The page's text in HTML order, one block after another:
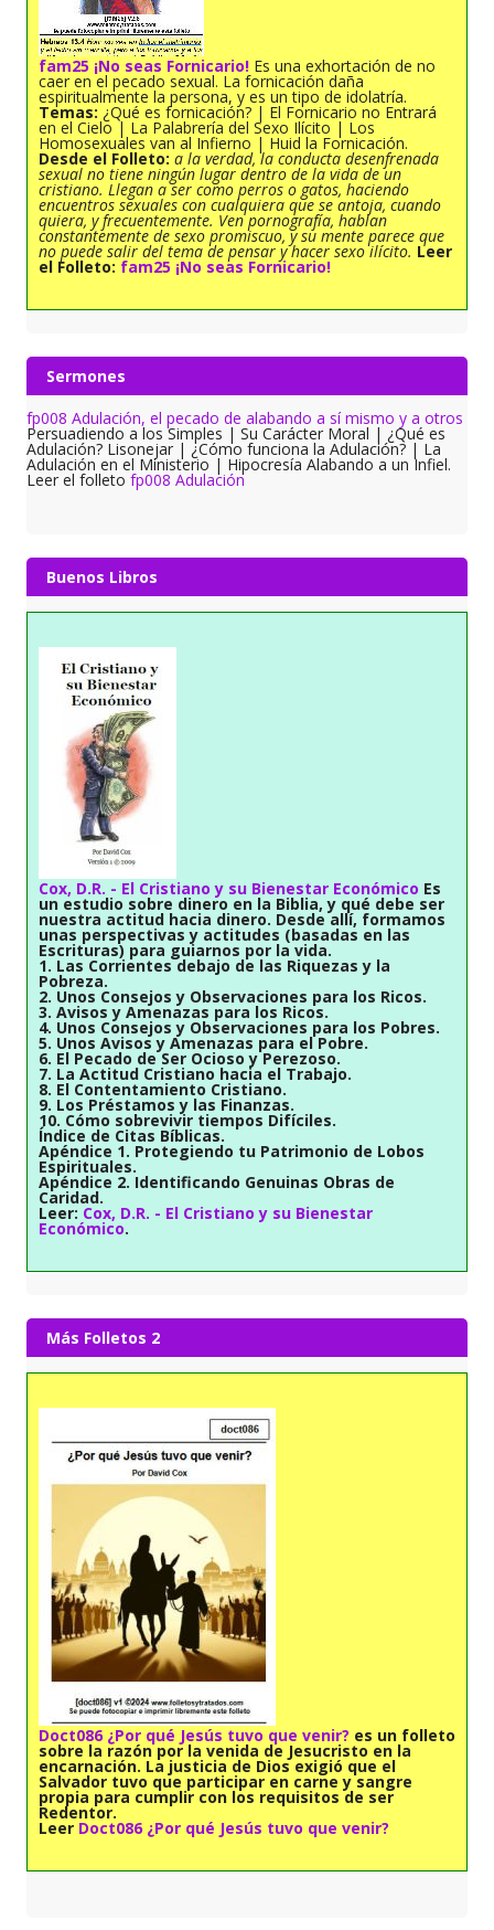
fam25 ¡No seas Fornicario! Es una exhortación de no
caer en el pecado sexual. La fornicación daña
espiritualmente la persona, y es un tipo de idolatría.
Temas: ¿Qué es fornicación? | El Fornicario no Entrará
en el Cielo | La Palabrería del Sexo Ilícito | Los
Homosexuales van al Infierno | Huid la Fornicación.
Desde el Folleto: a la verdad, la conducta desenfrenada
sexual no tiene ningún lugar dentro de la vida de un
cristiano. Llegan a ser como perros o gatos, haciendo
encuentros sexuales con cualquiera que se antoja, cuando
quiera, y frecuentemente. Ven pornografía, hablan
constantemente de sexo promiscuo, y su mente parece que
no puede salir del tema de pensar y hacer sexo ilícito. Leer
el Folleto: fam25 ¡No seas Fornicario!
Sermones
fp008 Adulación, el pecado de alabando a sí mismo y a otros
Persuadiendo a los Simples | Su Carácter Moral | ¿Qué es
Adulación? Lisonejar | ¿Cómo funciona la Adulación? | La
Adulación en el Ministerio | Hipocresía Alabando a un Infiel.
Leer el folleto fp008 Adulación
Buenos Libros
Cox, D.R. - El Cristiano y su Bienestar Económico Es
un estudio sobre dinero en la Biblia, y qué debe ser
nuestra actitud hacia dinero. Desde allí, formamos
unas perspectivas y actitudes (basadas en las
Escrituras) para guiarnos por la vida.
1. Las Corrientes debajo de las Riquezas y la
Pobreza.
2. Unos Consejos y Observaciones para los Ricos.
3. Avisos y Amenazas para los Ricos.
4. Unos Consejos y Observaciones para los Pobres.
5. Unos Avisos y Amenazas para el Pobre.
6. El Pecado de Ser Ocioso y Perezoso.
7. La Actitud Cristiano hacia el Trabajo.
8. El Contentamiento Cristiano.
9. Los Préstamos y las Finanzas.
10. Cómo sobrevivir tiempos Difíciles.
Índice de Citas Bíblicas.
Apéndice 1. Protegiendo tu Patrimonio de Lobos
Espirituales.
Apéndice 2. Identificando Genuinas Obras de
Caridad.
Leer: Cox, D.R. - El Cristiano y su Bienestar
Económico.
Más Folletos 2
Doct086 ¿Por qué Jesús tuvo que venir? es un folleto
sobre la razón por la venida de Jesucristo en la
encarnación. La justicia de Dios exigió que el
Salvador tuvo que participar en carne y sangre
propia para cumplir con los requisitos de ser
Redentor.
Leer Doct086 ¿Por qué Jesús tuvo que venir?